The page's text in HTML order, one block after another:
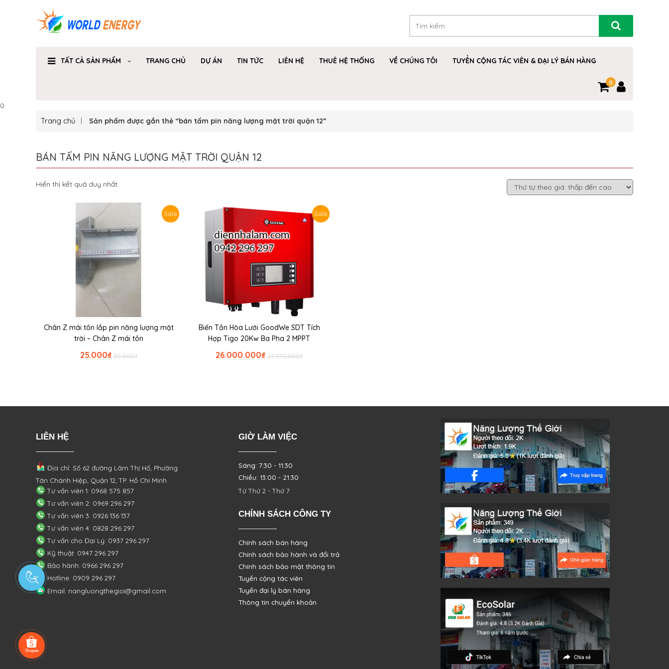
TẤT CẢ SẢN PHẨM TRANG CHỦ DỰ ÁN TIN TỨC LIÊN HỆ THUÊ HỆ THỐNG VỀ CHÚNG TÔI TUYỂN CỘNG TÁC VIÊN & ĐẠI LÝ BÁN HÀNG
0
0
Trang chủ Sản phẩm được gắn thẻ “bán tấm pin năng lượng mặt trời quận 12”
BÁN TẤM PIN NĂNG LƯỢNG MẶT TRỜI QUẬN 12
Hiển thị kết quả duy nhất
Sale
Chân Z mái tôn lắp pin năng lượng mặt
trời – Chân Z mái tôn
₫
30.000
₫
25.000
Sale
Biến Tần Hòa Lưới GoodWe SDT Tích
Hợp Tigo 20Kw Ba Pha 2 MPPT
₫
27.770.000
₫
26.000.000
LIÊN HỆ
Địa chỉ: Số 62 đường Lâm Thị Hố, Phường
Tân Chánh Hiệp, Quận 12, TP. Hồ Chí Minh
Tư vấn viên 1: 0968 575 857
Tư vấn viên 2: 0969 296 297
Tư vấn viên 3: 0926 136 137
Tư vấn viên 4: 0828 296 297
Tư vấn cho Đại Lý: 0937 296 297
Kỹ thuật: 0947 296 297
Bảo hành: 0966 296 297
Hotline: 0909 296 297
Email: nangluongthegioi@gmail.com
GIỜ LÀM VIỆC
Sáng: 7:30 - 11:30
Chiều: 13:00 - 21:30
Từ Thứ 2 - Thứ 7
CHÍNH SÁCH CÔNG TY
Chính sách bán hàng
Chính sách bảo hành và đổi trả
Chính sách bảo mật thông tin
Tuyển cộng tác viên
Tuyển đại lý bán hàng
Thông tin chuyển khoản